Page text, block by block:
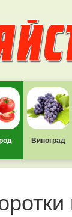
Виноград